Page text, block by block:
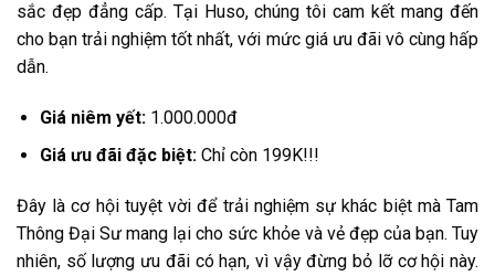
sắc đẹp đẳng cấp. Tại Huso, chúng tôi cam kết mang đến
cho bạn trải nghiệm tốt nhất, với mức giá ưu đãi vô cùng hấp
dẫn.
Giá niêm yết:1.000.000đ
Giá ưu đãi đặc biệt:Chỉ còn 199K!!!
Đây là cơ hội tuyệt vời để trải nghiệm sự khác biệt mà Tam
Thông Đại Sư mang lại cho sức khỏe và vẻ đẹp của bạn. Tuy
nhiên, số lượng ưu đãi có hạn, vì vậy đừng bỏ lỡ cơ hội này.